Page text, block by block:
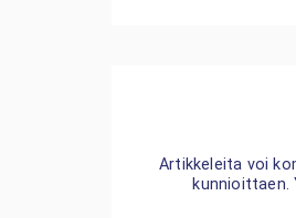
Artikkeleita voi